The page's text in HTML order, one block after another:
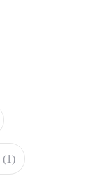
(1)